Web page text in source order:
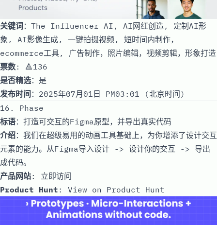
关键词：The Influencer AI, AI网红创造, 定制AI形
象, AI影像生成, 一键拍摄视频, 短时间内制作，
ecommerce工具, 广告制作，照片编辑，视频剪辑，形象打造
票数: 🔺136
是否精选：是
发布时间 ：2025年07月01日 PM03:01 (北京时间)
16. Phase
标语：打造可交互的Figma原型，并导出真实代码
介绍：我们在超级易用的动画工具基础上，为你增添了设计交互
元素的能力。从Figma导入设计 -> 设计你的交互 -> 导出
成代码。
产品网站: 立即访问
Product Hunt : View on Product Hunt